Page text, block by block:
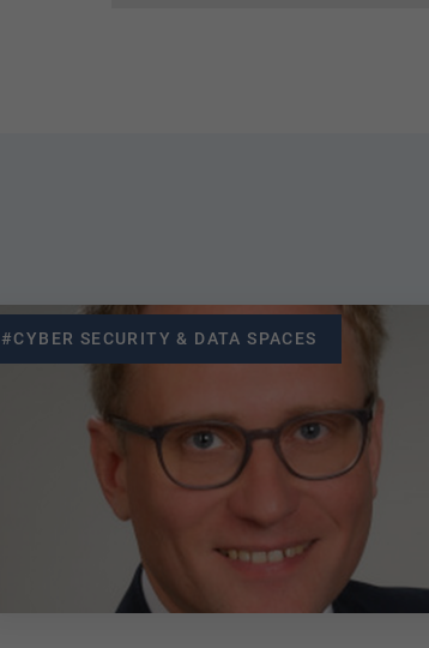
#CYBER SECURITY & DATA SPACES